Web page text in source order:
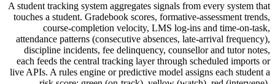
A student tracking system aggregates signals from every system that
touches a student. Gradebook scores, formative-assessment trends,
course-completion velocity, LMS log-ins and time-on-task,
attendance patterns (consecutive absences, late-arrival frequency),
discipline incidents, fee delinquency, counsellor and tutor notes,
each feeds the central tracking layer through scheduled imports or
live APIs. A rules engine or predictive model assigns each student a